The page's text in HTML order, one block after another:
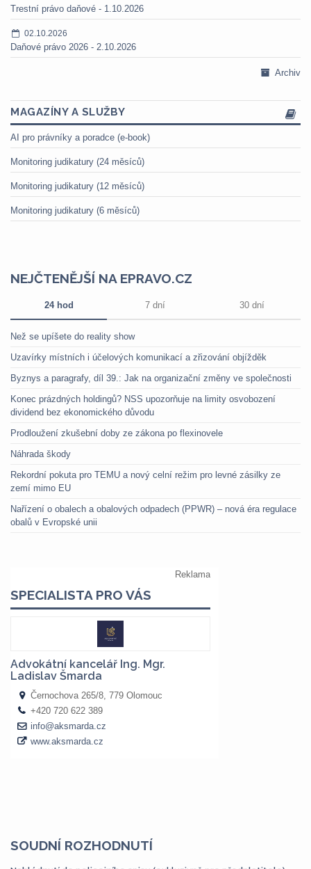
Trestní právo daňové - 1.10.2026
02.10.2026
Daňové právo 2026 - 2.10.2026
Archiv
MAGAZÍNY A SLUŽBY
AI pro právníky a poradce (e-book)
Monitoring judikatury (24 měsíců)
Monitoring judikatury (12 měsíců)
Monitoring judikatury (6 měsíců)
NEJČTENĚJŠÍ NA EPRAVO.CZ
24 hod 7 dní 30 dní
Než se upíšete do reality show
Uzavírky místních i účelových komunikací a zřizování objížděk
Byznys a paragrafy, díl 39.: Jak na organizační změny ve společnosti
Konec prázdných holdingů? NSS upozorňuje na limity osvobození
dividend bez ekonomického důvodu
Prodloužení zkušební doby ze zákona po flexinovele
Náhrada škody
Rekordní pokuta pro TEMU a nový celní režim pro levné zásilky ze
zemí mimo EU
Nařízení o obalech a obalových odpadech (PPWR) – nová éra regulace
obalů v Evropské unii
SOUDNÍ ROZHODNUTÍ